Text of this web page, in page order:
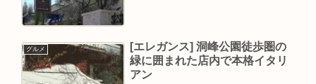
グルメ
[エレガンス] 洞峰公園徒歩圏の
緑に囲まれた店内で本格イタリ
アン